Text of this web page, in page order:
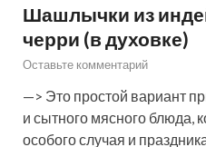
Шашлычки из
черри (в духовке)
Оставьте комментарий
—> Это простой вариант
и сытного мясного блюда,
особого случая и